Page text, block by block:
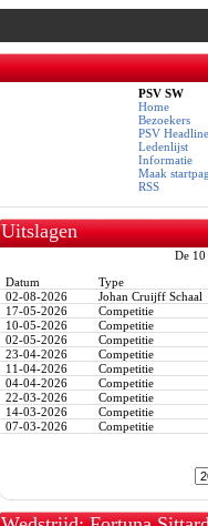
PSV SW
Home
Bezoekers
PSV
Ledenlijst
Informatie
Maak
RSS
Uitslagen
De 10
Datum
Type
02-08-2026
Johan Cruijff Schaal
17-05-2026
Competitie
10-05-2026
Competitie
02-05-2026
Competitie
23-04-2026
Competitie
11-04-2026
Competitie
04-04-2026
Competitie
22-03-2026
Competitie
14-03-2026
Competitie
07-03-2026
Competitie